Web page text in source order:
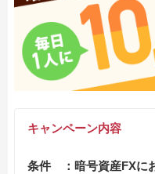
キャンペーン内容
条件 ：暗号資産FXに